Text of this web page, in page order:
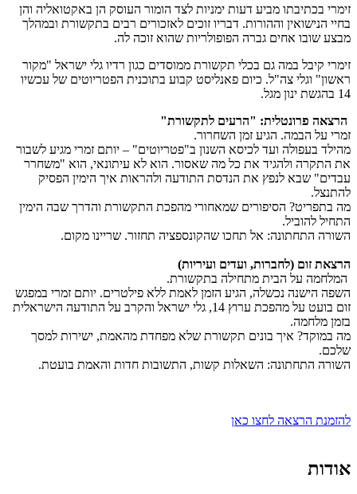
זימרי בכתיבתו מביע דעות ימניות לצד הומור העוסק הן באקטואליה והן
בחיי הנישואין וההורות. דבריו זוכים לאזכורים רבים בתקשורת ובמהלך
מבצע שובו אחים גברה הפופולריות שהוא זוכה לה.
זימרי קיבל במה גם בכלי תקשורת ממוסדים כגון רדיו גלי ישראל "מקור
ראשון" וגלי צה"ל. כיום פאנליסט קבוע בתוכנית הפטריוטים של עכשיו
14 בהגשת ינון מגל.
הרצאה פרונטלית: "הרעים לתקשורת"
​זמרי על הבמה. הגיע זמן השחרור.
​מהילד בעפולה ועד לכיסא השנון ב"פטריוטים" – יותם זמרי מגיע לשבור
את התקרה ולהגיד את כל מה שאסור. הוא לא עיתונאי, הוא "משחרר
עבדים" שבא לנפץ את הנדסת התודעה ולהראות איך הימין הפסיק
להתנצל.
​מה בתפריט? הסיפורים שמאחורי מהפכת התקשורת והדרך שבה הימין
התחיל להוביל.
​השורה התחתונה: אל תחכו שהקונספציה תחזור. שריינו מקום.
הרצאת זום (לחברות, ועדים ועיריות)
המלחמה על הבית מתחילה בתקשורת.
​השפה הישנה נכשלה, הגיע הזמן לאמת ללא פילטרים. יותם זמרי במפגש
זום בועט על מהפכת ערוץ 14, גלי ישראל והקרב על התודעה הישראלית
בזמן מלחמה.
​מה במוקד? איך בונים תקשורת שלא מפחדת מהאמת, ישירות למסך
שלכם.
​השורה התחתונה: השאלות קשות, התשובות חדות והאמת בועטת.
להזמנת הרצאה לחצו כאן
אודות